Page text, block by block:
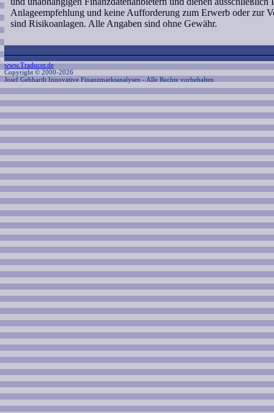
Anlageempfehlung und keine Aufforderung zum Erwerb oder zur
sind Risikoanlagen. Alle Angaben sind ohne Gewähr.
www.Traducer.de
Copyright © 2000-2026
Josef Gebhardt Innovative Finanzmarktanalysen - Alle Rechte vorbehalten